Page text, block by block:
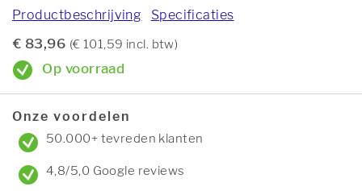
Productbeschrijving Specificaties
€ 83,96 (€ 101,59 incl. btw)
Op voorraad
Onze voordelen
50.000+ tevreden klanten
4,8/5,0 Google reviews